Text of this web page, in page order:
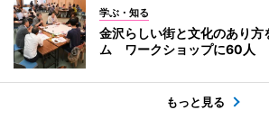
学ぶ・知る
金沢らしい街と文化のあり方
ム ワークショップに60人
もっと見る